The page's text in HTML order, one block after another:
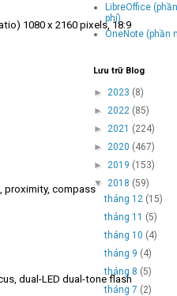
1080 x 2160 pixels, 18:9
proximity, compass
dual-LED dual-tone flash
LibreOffice
phí)
OneNote (phần
Lưu trữ Blog
► 2023 (8)
► 2022 (85)
► 2021 (224)
► 2020 (467)
► 2019 (153)
▼ 2018 (59)
tháng 12 (15)
tháng 11 (5)
tháng 10 (4)
tháng 9 (4)
tháng 8 (5)
tháng 7 (2)